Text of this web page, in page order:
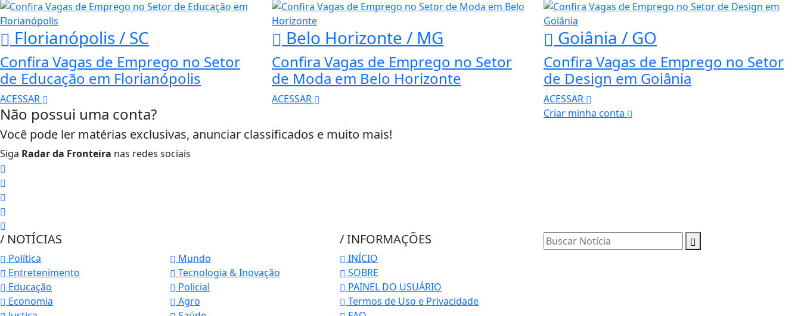
Florianópolis / SC
Confira Vagas de Emprego no Setor
de Educação em Florianópolis
ACESSAR
Belo Horizonte / MG
Confira Vagas de Emprego no Setor
de Moda em Belo Horizonte
ACESSAR
Goiânia / GO
Confira Vagas de Emprego no Setor
de Design em Goiânia
ACESSAR
Não possui uma conta?
Você pode ler matérias exclusivas, anunciar classificados e muito mais!
Criar minha conta
Siga Radar da Fronteira nas redes sociais
/ NOTÍCIAS
Política
Mundo
Entretenimento
Tecnologia & Inovação
Educação
Policial
Economia
Agro
/ INFORMAÇÕES
INÍCIO
SOBRE
PAINEL DO USUÁRIO
Termos de Uso e Privacidade